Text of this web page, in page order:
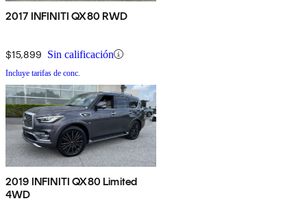
2017 INFINITI QX80 RWD
$15,899 Sin calificación
Incluye tarifas de conc.
2019 INFINITI QX80 Limited
4WD